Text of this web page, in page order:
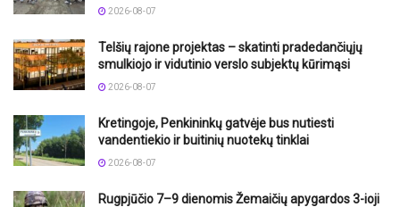
2026-08-07
Telšių rajone projektas – skatinti pradedančiųjų
smulkiojo ir vidutinio verslo subjektų kūrimąsi
2026-08-07
Kretingoje, Penkininkų gatvėje bus nutiesti
vandentiekio ir buitinių nuotekų tinklai
2026-08-07
Rugpjūčio 7–9 dienomis Žemaičių apygardos 3-ioji